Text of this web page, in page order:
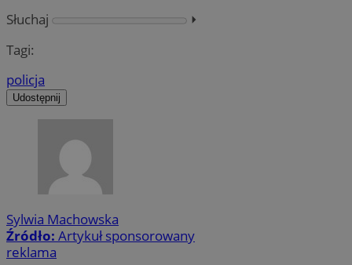
Słuchaj
⏵︎
Tagi:
policja
Udostępnij
Sylwia Machowska
Źródło: Artykuł sponsorowany
reklama